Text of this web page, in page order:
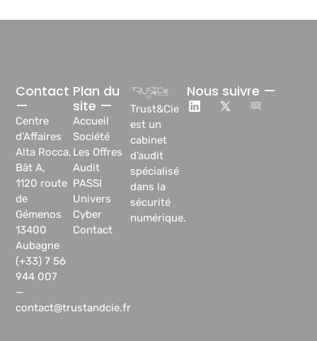
Trust&Cie
est un
cabinet
d’audit
spécialisé
dans la
sécurité
numérique.
Plan du
site —
Accueil
Société
Les Offres
Audit
PASSI
Univers
Cyber
Contact
Contact
—
Centre
d’Affaires
Alta Rocca,
Bât A,
1120 route
de
Gémenos
13400
Aubagne
(+33) 7 56
944 007
—
contact@trustandcie.fr
Nous suivre —